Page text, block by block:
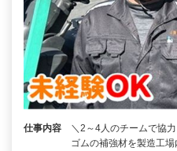
仕事内容
＼2～4人のチームで協
ゴムの補強材を製造工